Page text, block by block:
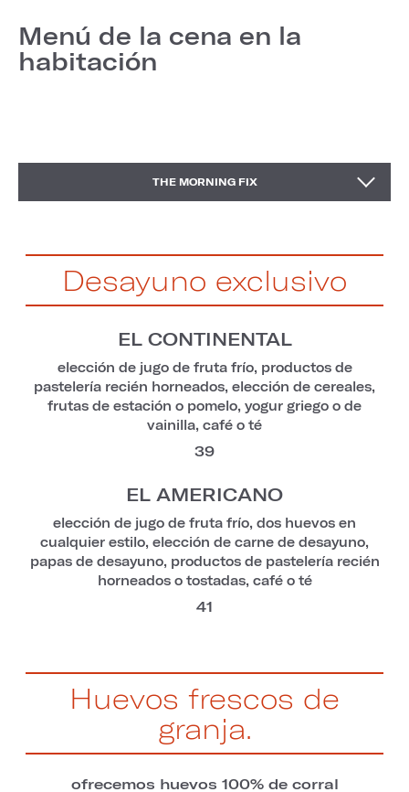
Menú de la cena en la
habitación
THE MORNING FIX
TODO EL DÍA
COCINA PARA NIÑOS
LOEWS AMA LAS MASCOTAS
ME SIRVO OTRO
SERVICIO DE BOTELLA
Desayuno exclusivo
EL CONTINENTAL
elección de jugo de fruta frío, productos de
pastelería recién horneados, elección de cereales,
frutas de estación o pomelo, yogur griego o de
vainilla, café o té
39
EL AMERICANO
elección de jugo de fruta frío, dos huevos en
cualquier estilo, elección de carne de desayuno,
papas de desayuno, productos de pastelería recién
horneados o tostadas, café o té
41
Huevos frescos de
granja.
ofrecemos huevos 100% de corral